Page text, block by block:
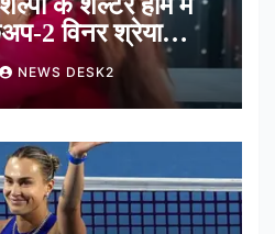
2 विनर श्रेया
NEWS DESK2